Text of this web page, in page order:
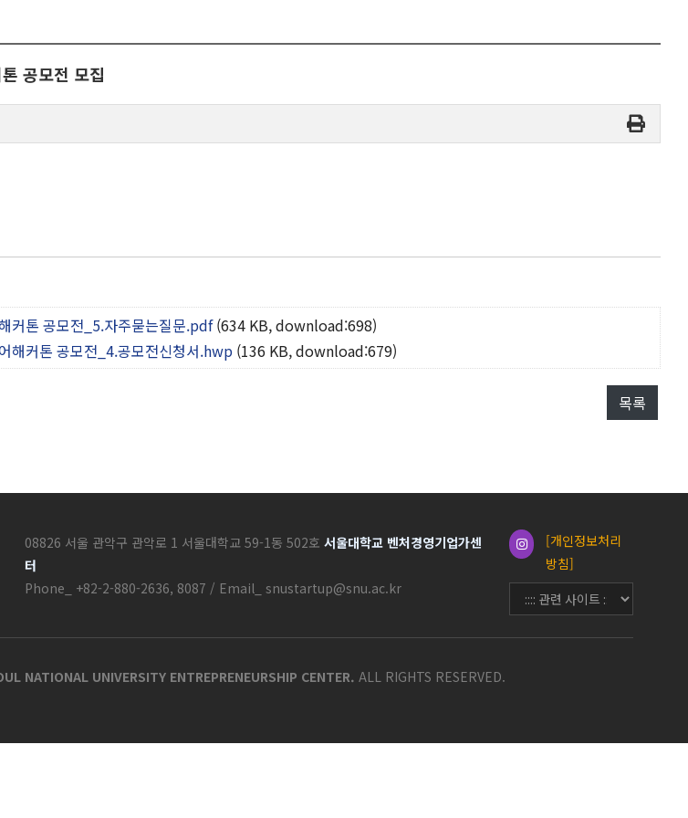
공모전 모집
커톤 공모전_5.자주묻는질문.pdf (634 KB, download:698)
해커톤 공모전_4.공모전신청서.hwp (136 KB, download:679)
목록
08826 서울 관악구 관악로 1 서울대학교 59-1동 502호 서울대학교 벤처경영기업가센
터
Phone_ +82-2-880-2636, 8087 / Email_ snustartup@snu.ac.kr
[개인정보처리
방침]
NATIONAL UNIVERSITY ENTREPRENEURSHIP CENTER. ALL RIGHTS RESERVED.